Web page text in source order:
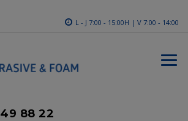
L - J 7:00 - 15:00H | V 7:00 - 14:00
88 22